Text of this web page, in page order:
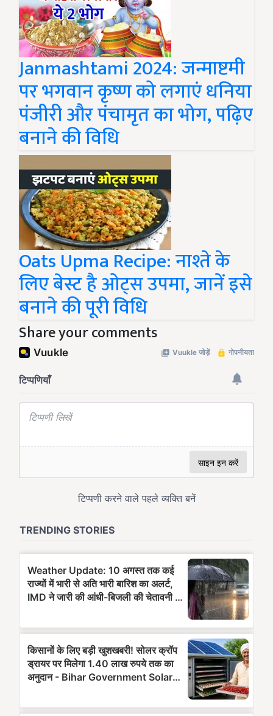
Janmashtami 2024: जन्माष्टमी
पर भगवान कृष्ण को लगाएं धनिया
पंजीरी और पंचामृत का भोग, पढ़िए
बनाने की विधि
Oats Upma Recipe: नाश्ते के
लिए बेस्ट है ओट्स उपमा, जानें इसे
बनाने की पूरी विधि
Share your comments